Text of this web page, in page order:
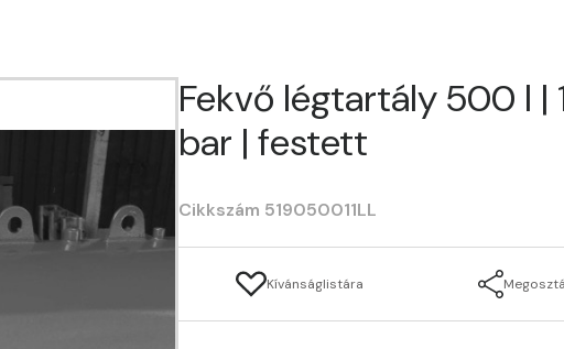
Fekvő légtartály 500 l |
bar | festett
Cikkszám 519050011LL
Kívánságlistára